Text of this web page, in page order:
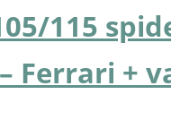
115
Ferrari +